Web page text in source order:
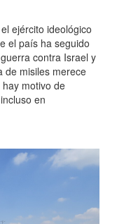
ejército ideológico
el país ha seguido
contra Israel y
de misiles merece
motivo de
en